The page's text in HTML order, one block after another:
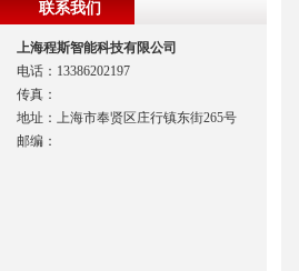
联系我们
上海程斯智能科技有限公司
电话：13386202197
传真：
地址：上海市奉贤区庄行镇东街265号
邮编：